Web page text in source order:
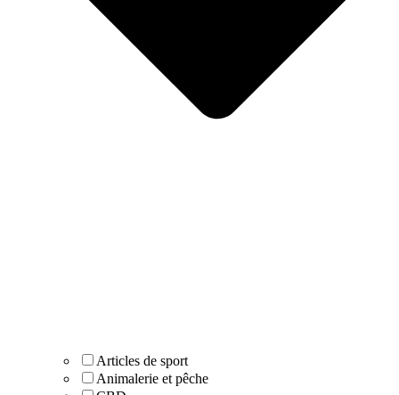
Articles de sport
Animalerie et pêche